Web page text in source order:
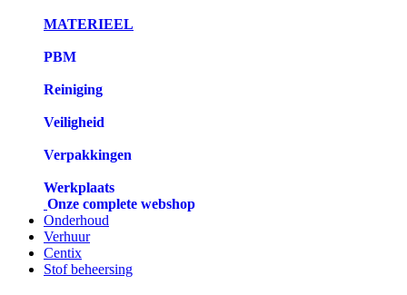
MATERIEEL
PBM
Reiniging
Veiligheid
Verpakkingen
Werkplaats
Onze complete webshop
Onderhoud
Verhuur
Centix
Stof beheersing